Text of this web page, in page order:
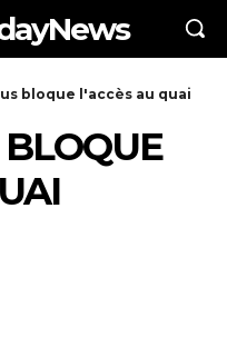
bloque l'accès au quai